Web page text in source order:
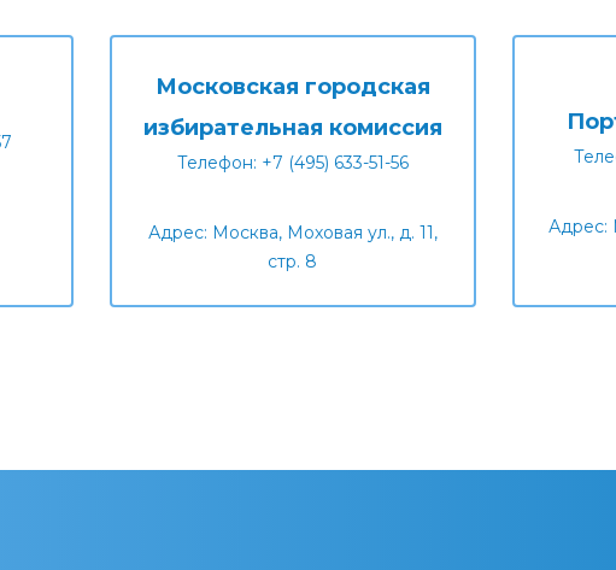
Московская городская
избирательная комиссия
Телефон: +7 (495) 633-51-56
Адрес: Москва, Моховая ул., д. 11,
стр. 8
Адрес: